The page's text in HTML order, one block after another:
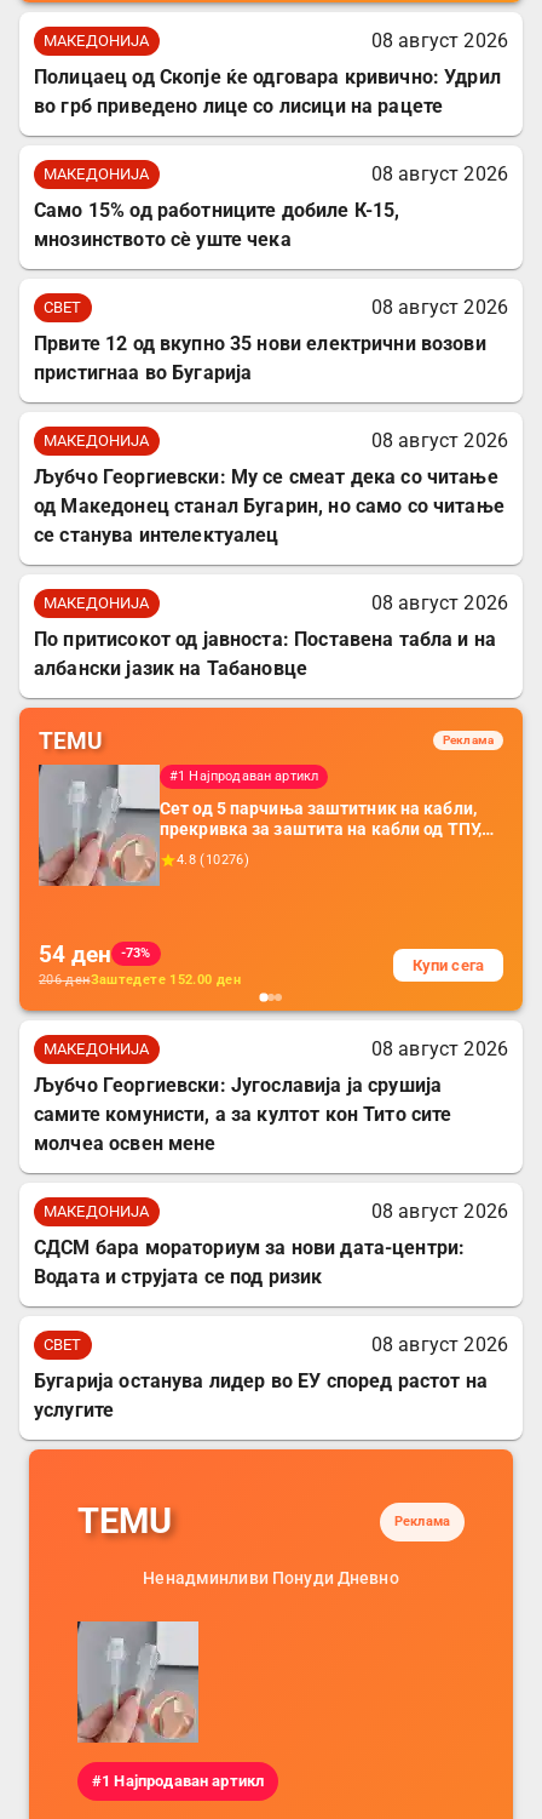
МАКЕДОНИЈА
08 август 2026
Полицаец од Скопје ќе одговара кривично: Удрил
во грб приведено лице со лисици на рацете
МАКЕДОНИЈА
08 август 2026
Само 15% од работниците добиле К-15,
мнозинството сè уште чека
СВЕТ
08 август 2026
Првите 12 од вкупно 35 нови електрични возови
пристигнаа во Бугарија
МАКЕДОНИЈА
08 август 2026
Љубчо Георгиевски: Му се смеат дека со читање
од Македонец станал Бугарин, но само со читање
се станува интелектуалец
МАКЕДОНИЈА
08 август 2026
По притисокот од јавноста: Поставена табла и на
албански јазик на Табановце
TEMU Реклама
#1 Најпродаван артикл
Сет од 5 парчиња заштитник на кабли,
прекривка за заштита на кабли од ТПУ,
додатоци за заштита на кабли, без
батерија, за мобилни телефони, комплет
4.8 (10276)
54 ден
-73%
206денЗаштедете 152.00 ден
Купи сега
МАКЕДОНИЈА
08 август 2026
Љубчо Георгиевски: Југославија ја срушија
самите комунисти, а за култот кон Тито сите
молчеа освен мене
МАКЕДОНИЈА
08 август 2026
СДСМ бара мораториум за нови дата-центри:
Водата и струјата се под ризик
СВЕТ
08 август 2026
Бугарија останува лидер во ЕУ според растот на
услугите
TEMU Реклама
Ненадминливи Понуди Дневно
#1 Најпродаван артикл